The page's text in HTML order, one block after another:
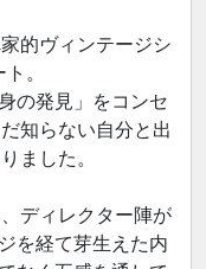
的ヴィンテージシ
。
の発見」をコンセ
知らない自分と出
ました。
ディレクター陣が
を経て芽生えた内